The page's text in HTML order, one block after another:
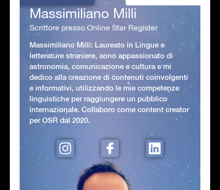
Massimiliano Milli
Scrittore presso Online Star Register
Massimiliano Milli: Laureato in Lingue e
letterature straniere, aono appassionato di
astronomia, comunicazione e cultura e mi
dedico alla creazione di contenuti coinvolgenti
e informativi, utilizzando le mie competenze
linguistiche per raggiungere un pubblico
internazionale. Collaboro come content creator
per OSR dal 2020.